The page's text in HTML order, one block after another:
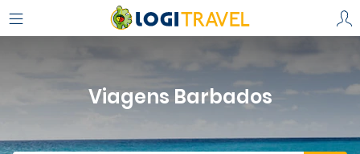
Viagens Barbados